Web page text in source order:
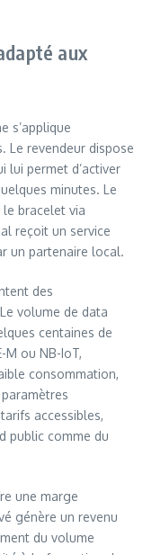
aux
s’applique
Le revendeur dispose
lui permet d’activer
minutes. Le
bracelet via
reçoit un service
un partenaire local.
des
volume de data
centaines de
M ou NB-IoT,
consommation,
accessibles,
public comme du
une marge
génère un revenu
du volume